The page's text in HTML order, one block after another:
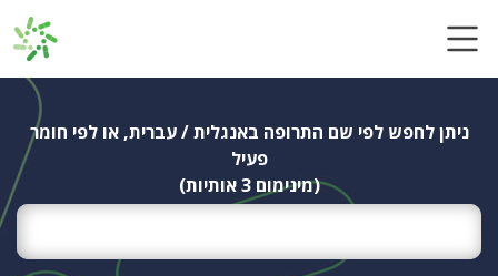
ניתן לחפש לפי שם התרופה באנגלית / עברית, או לפי חומר
פעיל
(מינימום 3 אותיות)